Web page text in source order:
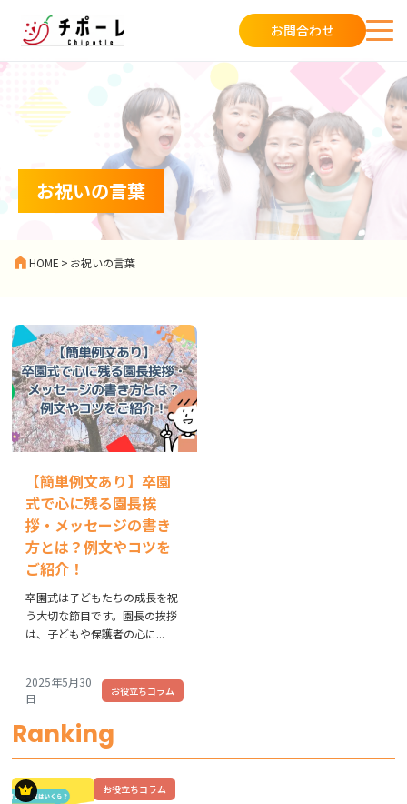
お問合わせ
お祝いの言葉
HOME > お祝いの言葉
【簡単例文あり】卒園
式で心に残る園長挨
拶・メッセージの書き
方とは？例文やコツを
ご紹介！
卒園式は子どもたちの成長を祝
う大切な節目です。園長の挨拶
は、子どもや保護者の心に...
2025年5月30
日
お役立ちコラム
Ranking
お役立ちコラム